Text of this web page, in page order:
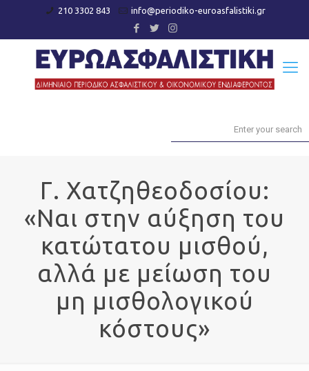
210 3302 843 info@periodiko-euroasfalistiki.gr
Γ. Χατζηθεοδοσίου:
«Ναι στην αύξηση του
κατώτατου μισθού,
αλλά με μείωση του
μη μισθολογικού
κόστους»